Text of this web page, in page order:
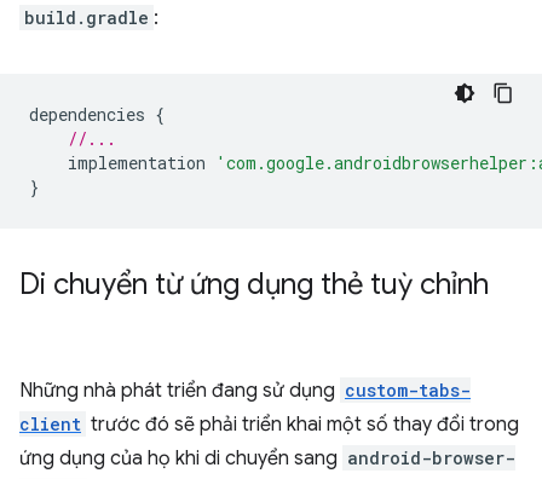
build.gradle :
dependencies {
//...
implementation
}
Di chuyển từ ứng dụng thẻ tuỳ chỉnh
Những nhà phát triển đang sử dụng custom-tabs-
client trước đó sẽ phải triển khai một số thay đổi trong
ứng dụng của họ khi di chuyển sang android-browser-